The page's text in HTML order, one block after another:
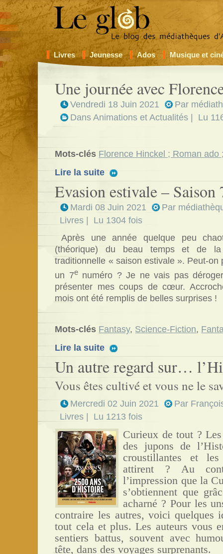
Livres Jeunesse Ados Musique et
Une journée avec
Vendredi 18 Juin 2021 Par
DansAnimations et Actualités | Lu
Mots-clés Florence Hinckel ; Roman
Lire la suite
Evasion estivale – Saison
Mardi 08 Juin 2021 Par
Livres
| Lu 1304 fois
Après une année quelque peu
(théorique) du beau temps et de
traditionnelle « saison estivale ». Peut-on
un 7e numéro ? Je ne vais pas
présenter mes coups de cœur.
mois ont été remplis de belles surprises !
Mots-clés Fantasy, Science-Fiction,
Lire la suite
Un autre regard sur…
Vous êtes cultivé et vous ne le
Mercredi 02 Juin 2021 Par
Livres | Lu 1213 fois
Curieux de tout ?
des jupons de
croustillantes et
attirent ? Au
l’impression que la
s’obtiennent que
acharné ? Pour les
contraire les autres, voici quelques
tout cela et plus. Les auteurs vous
sentiers battus, souvent avec
tête, dans des voyages surprenants.